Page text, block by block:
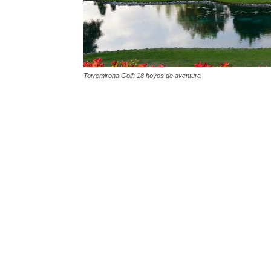
Torremirona Golf: 18 hoyos de aventura